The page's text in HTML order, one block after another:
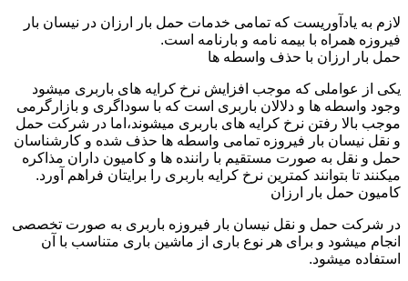
لازم به یادآوریست که تمامی خدمات حمل بار ارزان در نیسان بار
فیروزه همراه با بیمه نامه و بارنامه است.
حمل بار ارزان با حذف واسطه ها
یکی از عواملی که موجب افزایش نرخ کرایه های باربری میشود
وجود واسطه ها و دلالان باربری است که با سوداگری و بازارگرمی
موجب بالا رفتن نرخ کرایه های باربری میشوند،اما در شرکت حمل
و نقل نیسان بار فیروزه تمامی واسطه ها حذف شده و کارشناسان
حمل و نقل به صورت مستقیم با راننده ها و کامیون داران مذاکره
میکنند تا بتوانند کمترین نرخ کرایه باربری را برایتان فراهم آورد.
کامیون حمل بار ارزان
در شرکت حمل و نقل نیسان بار فیروزه باربری به صورت تخصصی
انجام میشود و برای هر نوع باری از ماشین باری متناسب با آن
استفاده میشود.